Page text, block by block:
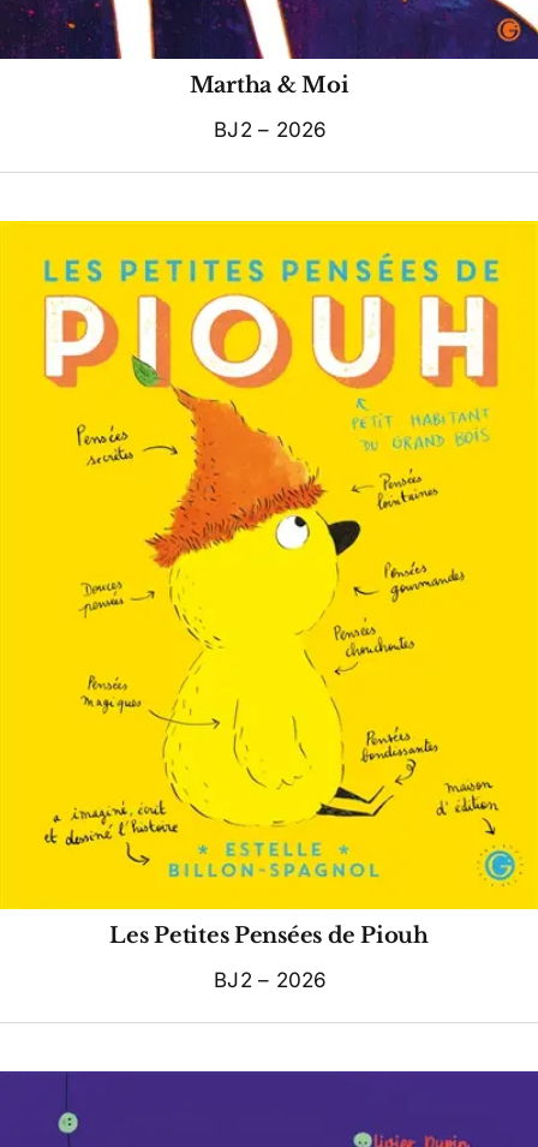
Martha & Moi
BJ2 – 2026
Les Petites Pensées de Piouh
BJ2 – 2026